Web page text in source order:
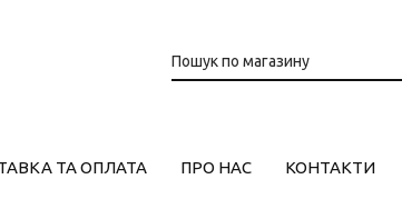
ТА ОПЛАТА ПРО НАС КОНТАКТИ